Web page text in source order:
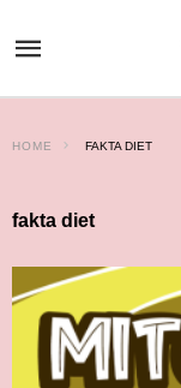
HOME FAKTA DIET
fakta diet